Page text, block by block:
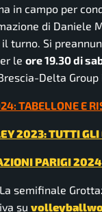
in campo per
di Daniele
turno. Si
le ore 19.30 di
Delta
TABELLONE E
2023: TUTTI
PARIGI
semifinale
su